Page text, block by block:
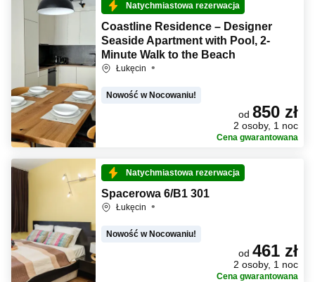
Natychmiastowa rezerwacja
Coastline Residence – Designer
Seaside Apartment with Pool, 2-
Minute Walk to the Beach
Łukęcin
Nowość w Nocowaniu!
od 850 zł
2 osoby, 1 noc
Cena gwarantowana
Natychmiastowa rezerwacja
Spacerowa 6/B1 301
Łukęcin
Nowość w Nocowaniu!
od 461 zł
2 osoby, 1 noc
Cena gwarantowana